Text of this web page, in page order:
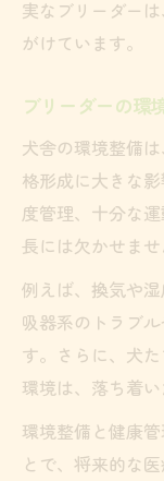
実なブリーダー
がけています。
ブリーダーの環
犬舎の環境整備
格形成に大きな
度管理、十分な
長には欠かせませ
例えば、換気や
吸器系のトラブ
す。さらに、犬
環境は、落ち着
環境整備と健康
とで、将来的な